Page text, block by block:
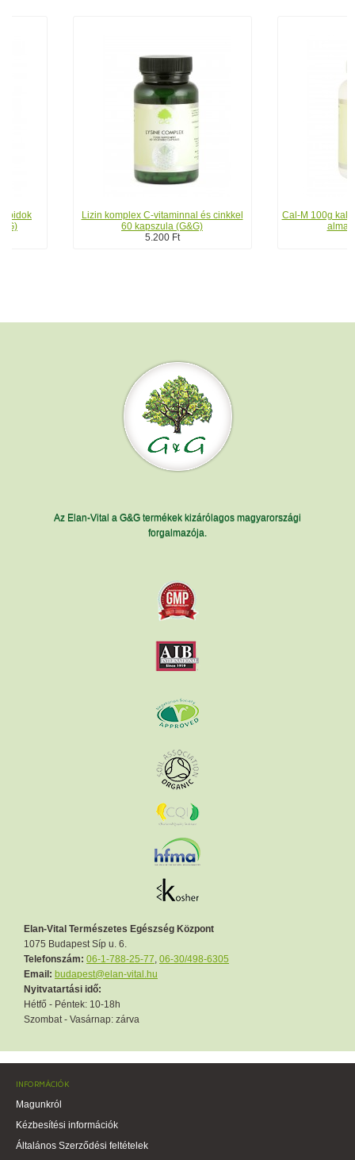
Lizin komplex C-vitaminnal és cinkkel
60 kapszula (G&G)
Cal-M 100g kalcium-
almaecettel
Az Elan-Vital a G&G termékek kizárólagos magyarországi
forgalmazója.
Elan-Vital Természetes Egészség Központ
1075 Budapest Síp u. 6.
Telefonszám: 06-1-788-25-77 06-30/498-6305
Email: budapest@elan-vital.hu
Nyitvatartási idő:
Hétfő - Péntek: 10-18h
Szombat - Vasárnap: zárva
INFORMÁCIÓK
Magunkról
Kézbesítési információk
Általános Szerződési feltételek